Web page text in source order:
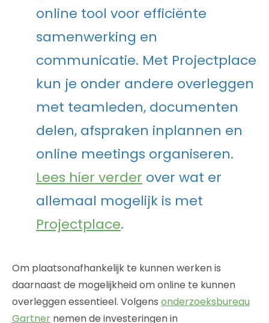
online tool voor efficiënte
samenwerking en
communicatie. Met Projectplace
kun je onder andere overleggen
met teamleden, documenten
delen, afspraken inplannen en
online meetings organiseren.
Lees hier verder over wat er
allemaal mogelijk is met
Projectplace.
Om plaatsonafhankelijk te kunnen werken is
daarnaast de mogelijkheid om online te kunnen
overleggen essentieel. Volgens onderzoeksbureau
Gartner nemen de investeringen in